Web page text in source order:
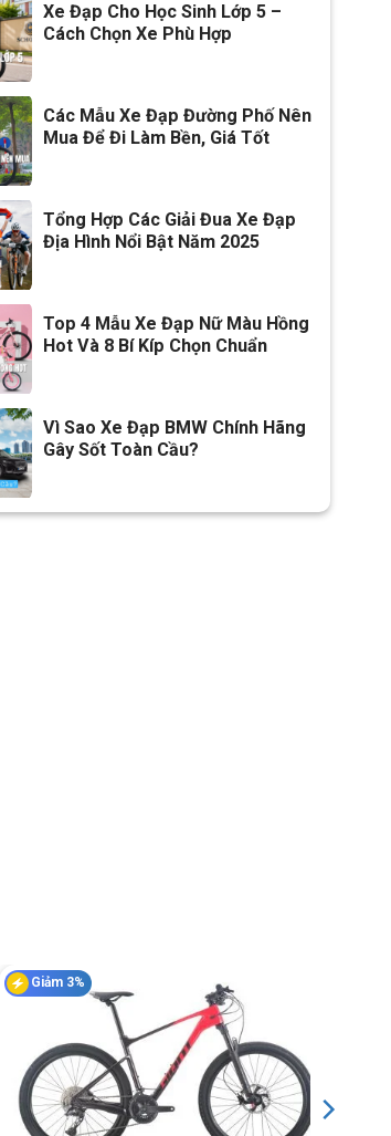
(Gạt
Shimano Claris
(Gạt líp) Shimano Claris
2 tầng
NARROW
Da thể thao
Thông số kỹ thuật có thể sẽ
Xe Đạp Cho Học Sinh Lớp 5 –
Cách Chọn Xe Phù Hợp
Các Mẫu Xe Đạp Đường Phố Nên
Mua Để Đi Làm Bền, Giá Tốt
Tổng Hợp Các Giải Đua Xe Đạp
Địa Hình Nổi Bật Năm 2025
Top 4 Mẫu Xe Đạp Nữ Màu Hồng
Hot Và 8 Bí Kíp Chọn Chuẩn
Vì Sao Xe Đạp BMW Chính Hãng
Gây Sốt Toàn Cầu?
Giảm 3%